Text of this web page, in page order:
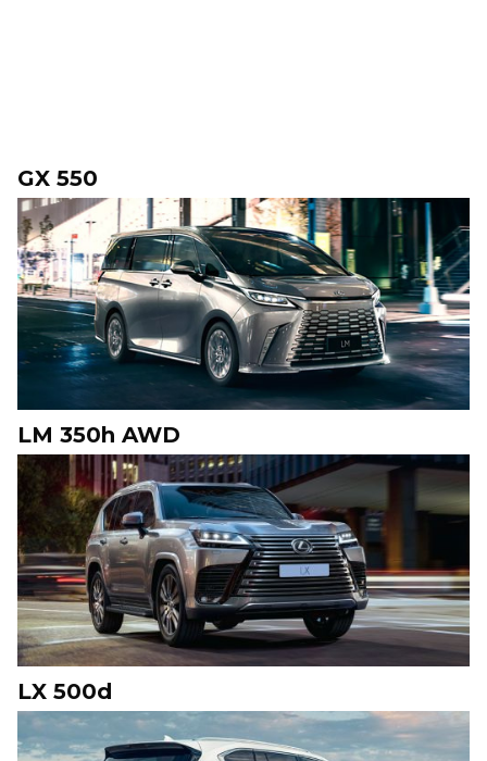
GX 550
LM 350h AWD
LX 500d